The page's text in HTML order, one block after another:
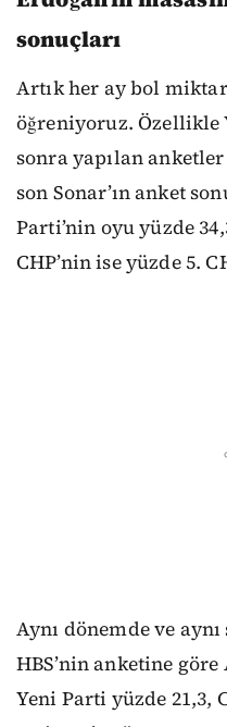
sonuçları
Artık her ay bol
öğreniyoruz.
sonra yapılan
son Sonar’ın anket
Parti’nin oyu yüzde
CHP’nin ise yüzde 5.
Aynı dönemde ve
HBS’nin anketine göre
Yeni Parti yüzde 21,3,